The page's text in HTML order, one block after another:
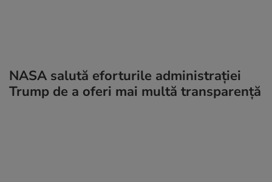
NASA salută eforturile administrației
Trump de a oferi mai multă transparență